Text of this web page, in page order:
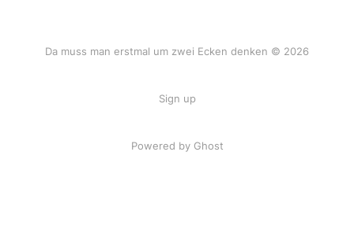
Da muss man erstmal um zwei Ecken denken © 2026
Sign up
Powered by Ghost